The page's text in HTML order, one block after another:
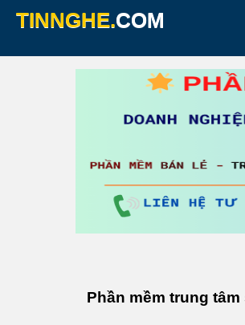
TINNGHE.COM
Phần mềm trung